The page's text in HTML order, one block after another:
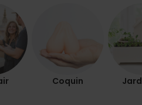
Coquin